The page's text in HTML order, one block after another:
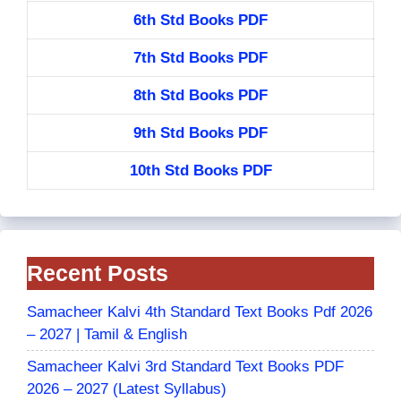
6th Std Books PDF
7th Std Books PDF
8th Std Books PDF
9th Std Books PDF
10th Std Books PDF
Recent Posts
Samacheer Kalvi 4th Standard Text Books Pdf 2026
– 2027 | Tamil & English
Samacheer Kalvi 3rd Standard Text Books PDF
2026 – 2027 (Latest Syllabus)